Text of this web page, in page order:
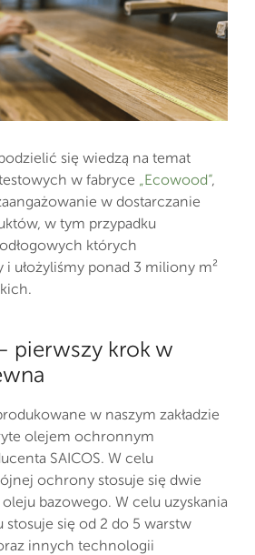
się wiedzą na temat
w fabryce „Ecowood“,
w dostarczanie
w tym przypadku
których
ułożyliśmy ponad 3 miliony m²
pierwszy krok w
w naszym zakładzie
olejem ochronnym
SAICOS. W celu
ochrony stosuje się dwie
bazowego. W celu uzyskania
stosuje się od 2 do 5 warstw
innych technologii